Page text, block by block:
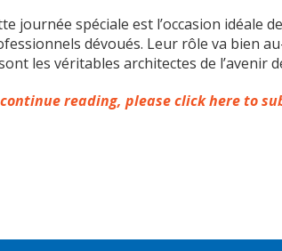
journée spéciale est l’occasion idéale
dévoués. Leur rôle va bien
les véritables architectes de l’avenir
reading, please click here to